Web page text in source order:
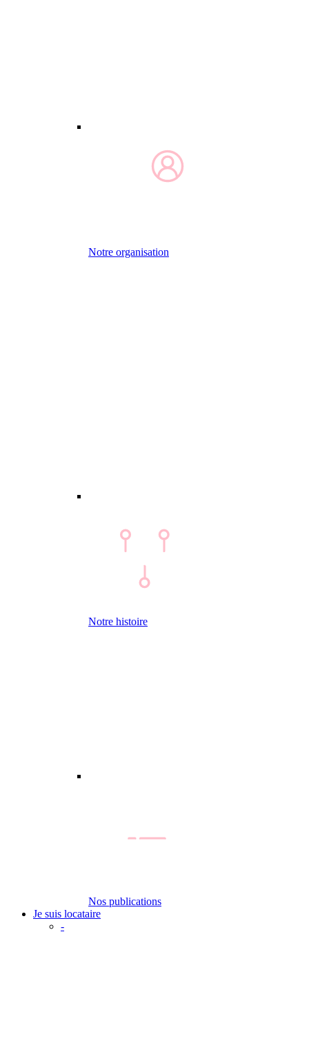
Notre organisation
Notre histoire
Nos publications
Je suis locataire
-